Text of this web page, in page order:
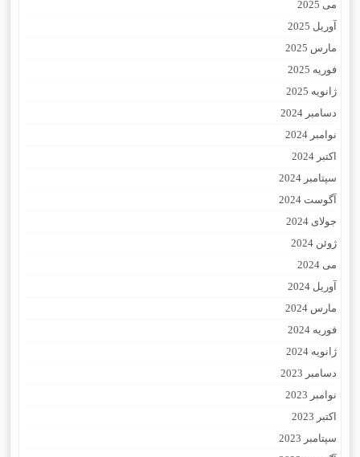
می 2025
آوریل 2025
مارس 2025
فوریه 2025
ژانویه 2025
دسامبر 2024
نوامبر 2024
اکتبر 2024
سپتامبر 2024
آگوست 2024
جولای 2024
ژوئن 2024
می 2024
آوریل 2024
مارس 2024
فوریه 2024
ژانویه 2024
دسامبر 2023
نوامبر 2023
اکتبر 2023
سپتامبر 2023